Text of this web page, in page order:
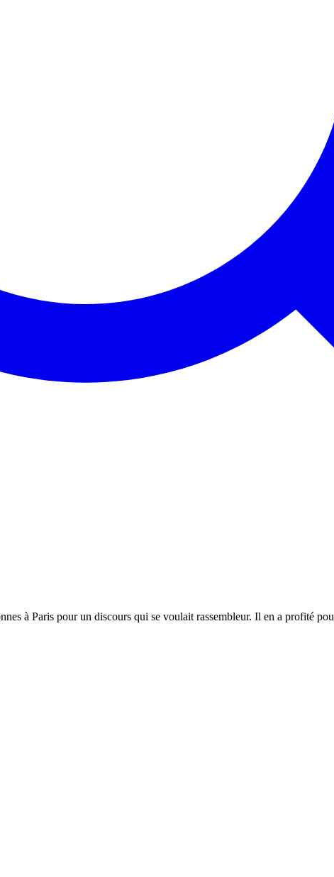
à Paris pour un discours qui se voulait rassembleur. Il en a profité